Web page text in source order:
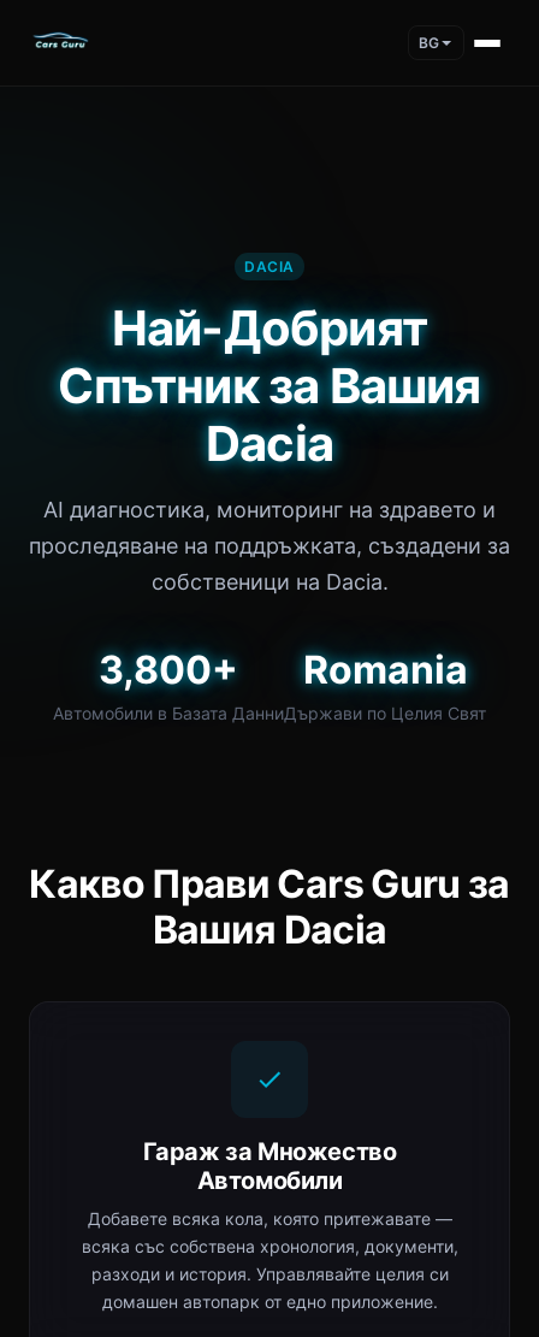
BG
DACIA
Най-Добрият
Спътник за Вашия
Dacia
AI диагностика, мониторинг на здравето и
проследяване на поддръжката, създадени за
собственици на Dacia.
3,800+
Автомобили в Базата Данни
Romania
Държави по Целия Свят
Какво Прави Cars Guru за
Вашия Dacia
Гараж за Множество
Автомобили
Добавете всяка кола, която притежавате —
всяка със собствена хронология, документи,
разходи и история. Управлявайте целия си
домашен автопарк от едно приложение.